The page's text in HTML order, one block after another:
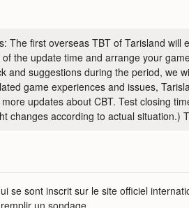
The first overseas TBT of Tarisland will
the update time and arrange your
and suggestions during the period, we
game experiences and issues,
updates about CBT. Test closing
changes according to actual situation.)
se sont inscrit sur le site officiel